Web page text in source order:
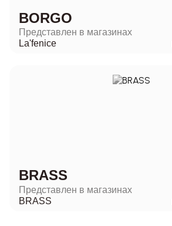
BORGO
Представлен в магазинах
La'fenice
BRASS
Представлен в магазинах
BRASS